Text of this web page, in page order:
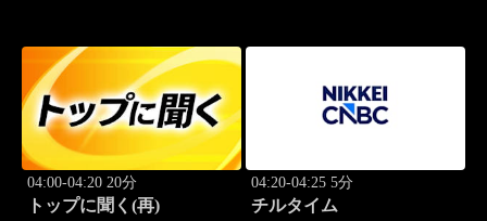
04:00-04:20 20分
トップに聞く(再)
04:20-04:25 5分
チルタイム